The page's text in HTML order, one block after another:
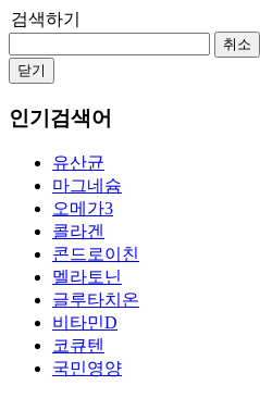
검색하기
취소
닫기
인기검색어
유산균
마그네슘
오메가3
콜라겐
콘드로이친
멜라토닌
글루타치온
비타민D
코큐텐
국민영양